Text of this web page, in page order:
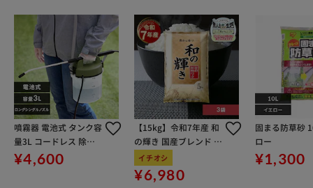
噴霧器 電池式 タンク容
量3L コードレス 除草 I
R-N3 グリーンカーキ
¥4,600
【15kg】令和7年産 和
の輝き 国産ブレンド 5
kg×3袋
イチオシ
¥6,980
固まる防草砂
ロー
¥1,300